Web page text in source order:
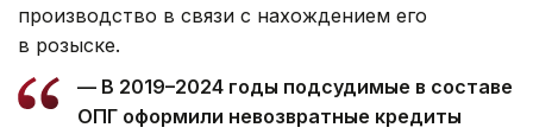
производство в связи с нахождением его
в розыске.
— В 2019–2024 годы подсудимые в составе
ОПГ оформили невозвратные кредиты